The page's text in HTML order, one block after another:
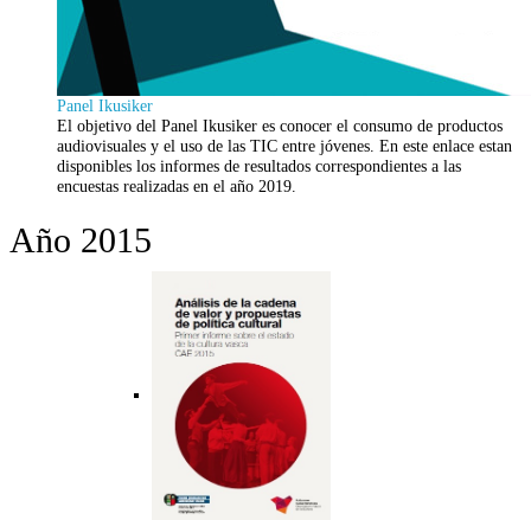
Panel Ikusiker
El objetivo del Panel Ikusiker es conocer el consumo de productos
audiovisuales y el uso de las TIC entre jóvenes. En este enlace estan
disponibles los informes de resultados correspondientes a las
encuestas realizadas en el año 2019.
Año 2015